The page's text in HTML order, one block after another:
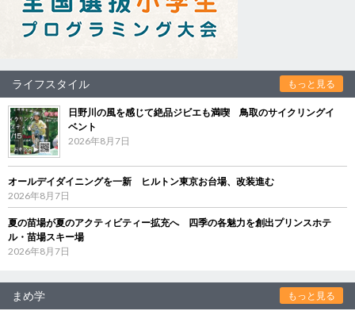
ライフスタイル もっと見る
日野川の風を感じて絶品ジビエも満喫 鳥取のサイクリングイ
ベント
2026年8月7日
オールデイダイニングを一新 ヒルトン東京お台場、改装進む
2026年8月7日
夏の苗場が夏のアクティビティー拡充へ 四季の各魅力を創出プリンスホテ
ル・苗場スキー場
2026年8月7日
まめ学 もっと見る